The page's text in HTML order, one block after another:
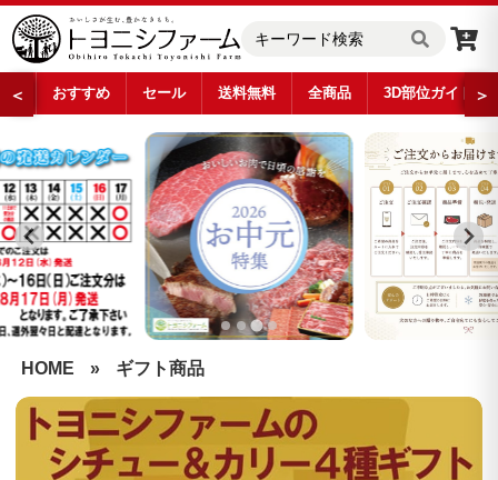
＜ おすすめ セール 送料無料 全商品 3D部位ガイド ＞
HOME » ギフト商品